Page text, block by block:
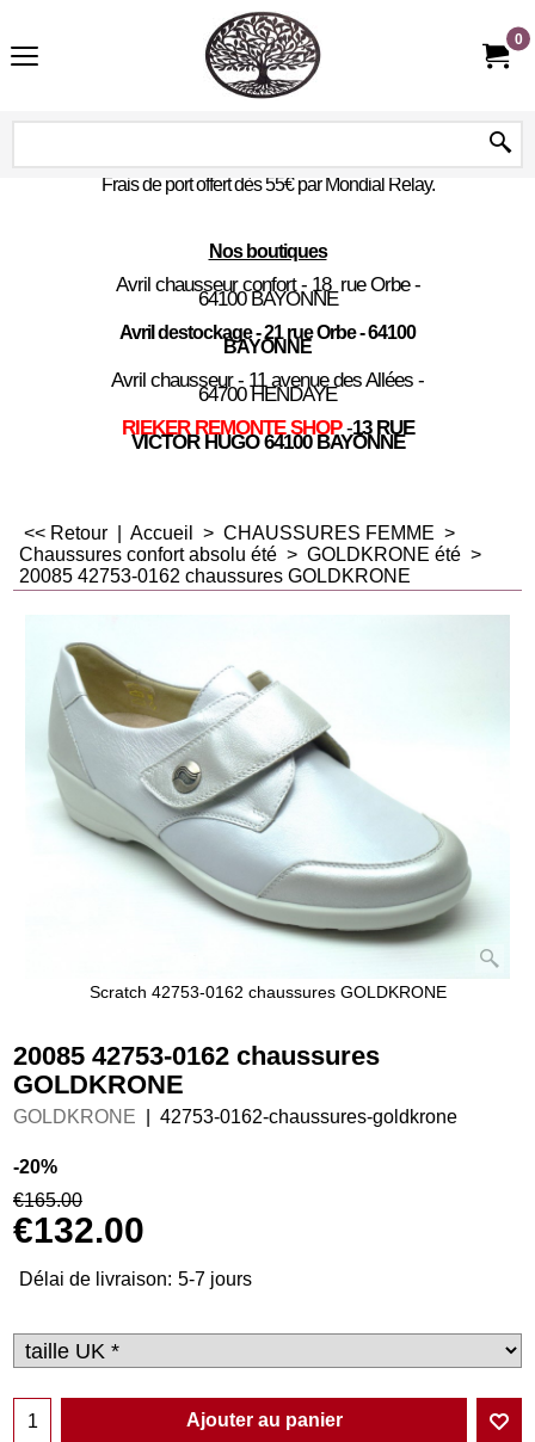
0
Frais de port offert dès 55€ par Mondial Relay.
Nos boutiques
Avril chausseur confort - 18 rue Orbe -
64100 BAYONNE
Avril destockage - 21 rue Orbe - 64100
BAYONNE
Avril chausseur - 11 avenue des Allées -
64700 HENDAYE
RIEKER REMONTE SHOP -13 RUE
VICTOR HUGO 64100 BAYONNE
<< Retour Accueil > CHAUSSURES FEMME >
Chaussures confort absolu été > GOLDKRONE été >
20085 42753-0162 chaussures GOLDKRONE
Scratch 42753-0162 chaussures GOLDKRONE
20085 42753-0162 chaussures
GOLDKRONE
GOLDKRONE 42753-0162-chaussures-goldkrone
-20%
€165.00
€132.00
Délai de livraison: 5-7 jours
Ajouter au panier